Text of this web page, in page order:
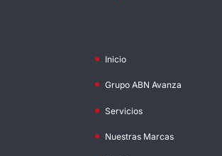
Inicio
Grupo ABN Avanza
Servicios
Nuestras Marcas